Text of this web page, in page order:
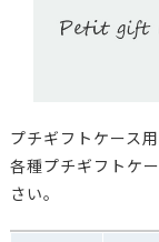
プチギフトケース
各種プチギフトケ
さい。